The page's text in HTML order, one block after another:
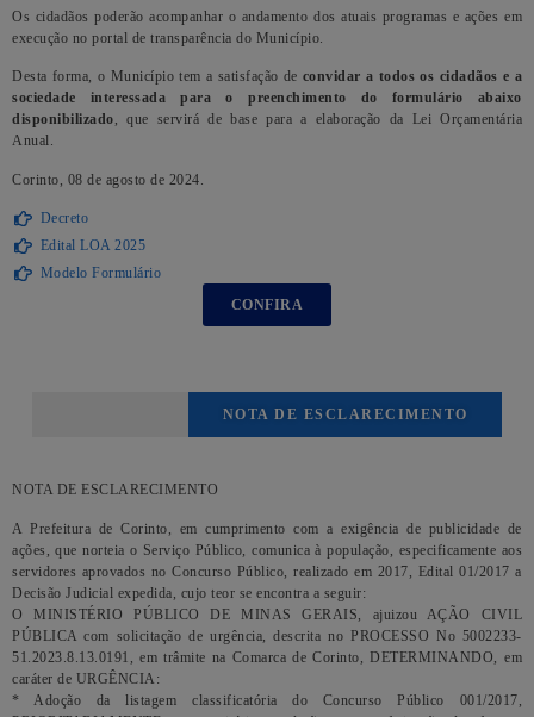
Os cidadãos poderão acompanhar o andamento dos atuais programas e ações em
execução no portal de transparência do Município.
Desta forma, o Município tem a satisfação de convidar a todos os cidadãos e a
sociedade interessada para o preenchimento do formulário abaixo
disponibilizado, que servirá de base para a elaboração da Lei Orçamentária
Anual.
Corinto, 08 de agosto de 2024.
Decreto
Edital LOA 2025
Modelo Formulário
CONFIRA
NOTA DE ESCLARECIMENTO
NOTA DE ESCLARECIMENTO
A Prefeitura de Corinto, em cumprimento com a exigência de publicidade de
ações, que norteia o Serviço Público, comunica à população, especificamente aos
servidores aprovados no Concurso Público, realizado em 2017, Edital 01/2017 a
Decisão Judicial expedida, cujo teor se encontra a seguir:
O MINISTÉRIO PÚBLICO DE MINAS GERAIS, ajuizou AÇÃO CIVIL
PÚBLICA com solicitação de urgência, descrita no PROCESSO No 5002233-
51.2023.8.13.0191, em trâmite na Comarca de Corinto, DETERMINANDO, em
caráter de URGÊNCIA:
* Adoção da listagem classificatória do Concurso Público 001/2017,